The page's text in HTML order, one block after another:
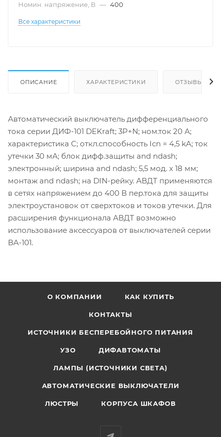
Номин. напряжение, В — 400
Все характеристики
ОПИСАНИЕ ХАРАКТЕРИСТИКИ ОТЗЫВЫ
Автоматический выключатель дифференциального
тока серии ДИФ-101 DEKraft; 3P+N; ном.ток 20 А;
характеристика C; откл.способность Icn = 4,5 kA; ток
утечки 30 мА; блок дифф.защиты and ndash;
электронный; ширина and ndash; 5,5 мод. х 18 мм;
монтаж and ndash; на DIN-рейку. АВДТ применяются
в сетях напряжением до 400 В пер.тока для защиты
электроустановок от сверхтоков и токов утечки. Для
расширения функционала АВДТ возможно
использование аксессуаров от выключателей серии
ВА-101.
О КОМПАНИИ КАК КУПИТЬ
КОНТАКТЫ
ИСТОЧНИКИ БЕСПЕРЕБОЙНОГО ПИТАНИЯ
УЗО ДИФАВТОМАТЫ
ЛАМПЫ (ИСТОЧНИКИ СВЕТА)
АВТОМАТИЧЕСКИЕ ВЫКЛЮЧАТЕЛИ
ЛЮСТРЫ КОРПУСА ШКАФОВ